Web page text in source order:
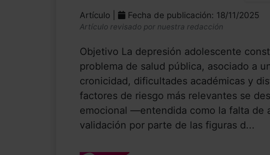
Artículo | Fecha de publicación: 18/11/2025
Artículo revisado por nuestra redacción
Objetivo La depresión adolescente
problema de salud pública, asociado a
cronicidad, dificultades académicas y
factores de riesgo más relevantes se
emocional —entendida como la falta de
validación por parte de las figuras d...